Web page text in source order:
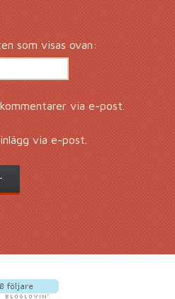
som visas ovan:
via e-post.
via e-post.